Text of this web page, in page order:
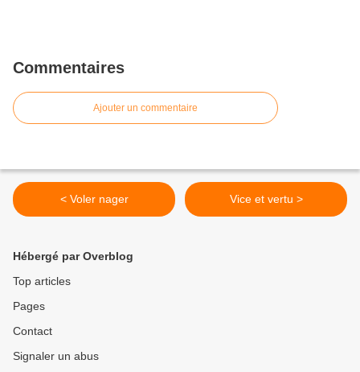
Commentaires
Ajouter un commentaire
< Voler nager Vice et vertu >
Hébergé par Overblog
Top articles
Pages
Contact
Signaler un abus